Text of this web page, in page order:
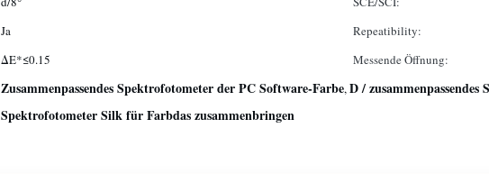
Ja Repeatibility:
ΔE*≤0.15 Messende Öffnung:
Zusammenpassendes Spektrofotometer der PC Software-Farbe,D /
Spektrofotometer Silk für Farbdas zusammenbringen